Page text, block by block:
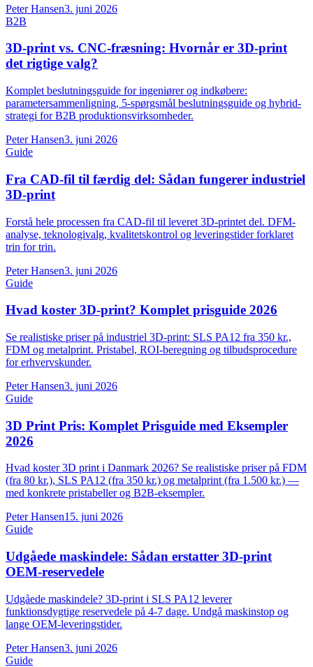
Peter Hansen3. juni 2026
B2B
3D-print vs. CNC-fræsning: Hvornår er 3D-print
det rigtige valg?
Komplet beslutningsguide for ingeniører og indkøbere:
parametersammenligning, 5-spørgsmål beslutningsguide og hybrid-
strategi for B2B produktionsvirksomheder.
Peter Hansen3. juni 2026
Guide
Fra CAD-fil til færdig del: Sådan fungerer industriel
3D-print
Forstå hele processen fra CAD-fil til leveret 3D-printet del. DFM-
analyse, teknologivalg, kvalitetskontrol og leveringstider forklaret
trin for trin.
Peter Hansen3. juni 2026
Guide
Hvad koster 3D-print? Komplet prisguide 2026
Se realistiske priser på industriel 3D-print: SLS PA12 fra 350 kr.,
FDM og metalprint. Pristabel, ROI-beregning og tilbudsprocedure
for erhvervskunder.
Peter Hansen3. juni 2026
Guide
3D Print Pris: Komplet Prisguide med Eksempler
2026
Hvad koster 3D print i Danmark 2026? Se realistiske priser på FDM
(fra 80 kr.), SLS PA12 (fra 350 kr.) og metalprint (fra 1.500 kr.) —
med konkrete pristabeller og B2B-eksempler.
Peter Hansen15. juni 2026
Guide
Udgåede maskindele: Sådan erstatter 3D-print
OEM-reservedele
Udgåede maskindele? 3D-print i SLS PA12 leverer
funktionsdygtige reservedele på 4-7 dage. Undgå maskinstop og
lange OEM-leveringstider.
Peter Hansen3. juni 2026
Guide